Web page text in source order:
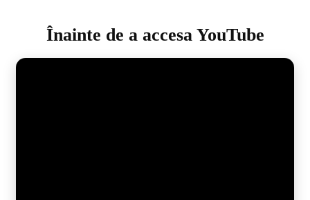
Înainte de a accesa YouTube